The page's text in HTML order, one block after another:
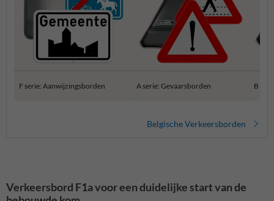
F serie: Aanwijzingsborden A serie: Gevaarsborden B
Belgische Verkeersborden
Verkeersbord F1a voor een duidelijke start van de